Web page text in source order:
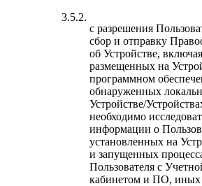
3.5.2.
с разрешения
сбор и отправку
об Устройстве,
размещенных на
программном
обнаруженных
Устройстве/
необходимо
информации о
установленных на
и запущенных
Пользователя с
кабинетом и ПО, иных